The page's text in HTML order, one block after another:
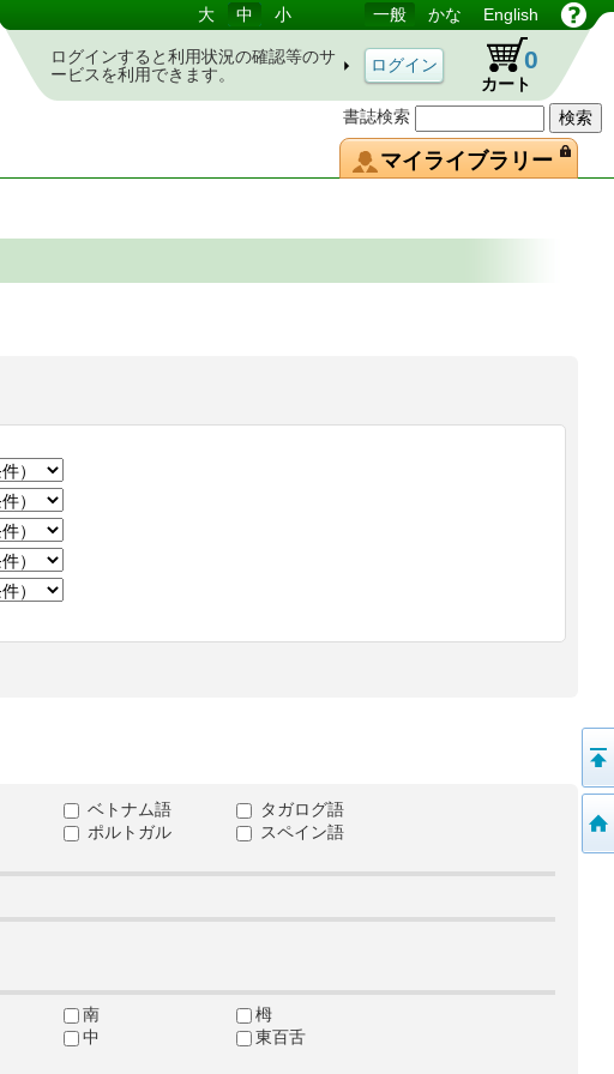
書誌検索
大 中 小 一般 かな English
ログインすると利用状況の確認等のサ
ービスを利用できます。
カート
0
マイライブラリー
ベトナム語
タガログ語
ポルトガル
スペイン語
南
栂
中
東百舌